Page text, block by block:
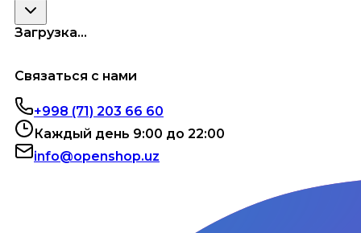
Загрузка...
Связаться с нами
+998 (71) 203 66 60
Каждый день 9:00 до 22:00
info@openshop.uz